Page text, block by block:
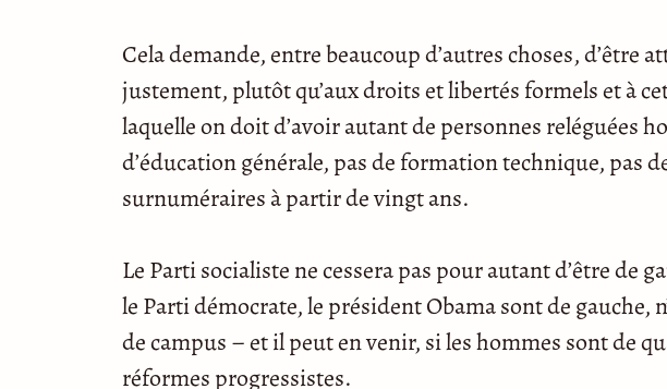
Cela demande, entre beaucoup d’autres choses, d’être
justement, plutôt qu’aux droits et libertés formels et à
laquelle on doit d’avoir autant de personnes reléguées
d’éducation générale, pas de formation technique, pas
surnuméraires à partir de vingt ans.
Le Parti socialiste ne cessera pas pour autant d’être de
le Parti démocrate, le président Obama sont de gauche,
de campus – et il peut en venir, si les hommes sont de
réformes progressistes.